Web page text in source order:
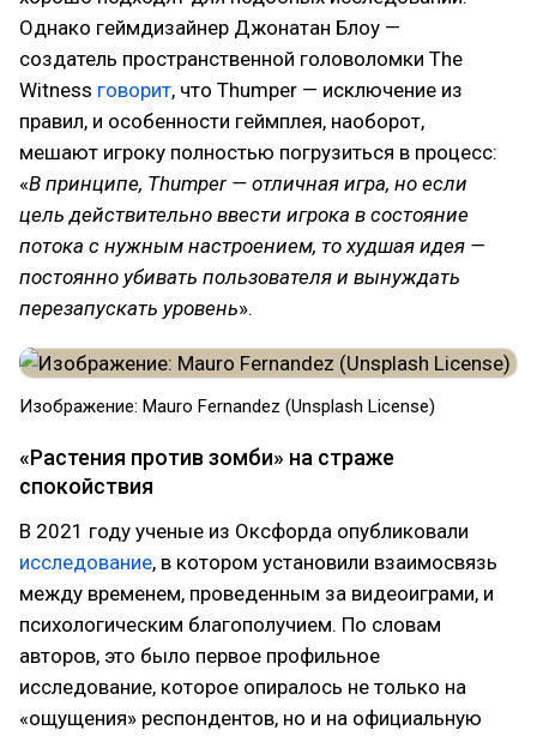
Однако геймдизайнер Джонатан Блоу —
создатель пространственной головоломки The
Witness говорит, что Thumper — исключение из
правил, и особенности геймплея, наоборот,
мешают игроку полностью погрузиться в процесс:
«В принципе, Thumper — отличная игра, но если
цель действительно ввести игрока в состояние
потока с нужным настроением, то худшая идея —
постоянно убивать пользователя и вынуждать
перезапускать уровень».
Изображение: Mauro Fernandez (Unsplash License)
«Растения против зомби» на страже
спокойствия
В 2021 году ученые из Оксфорда опубликовали
исследование, в котором установили взаимосвязь
между временем, проведенным за видеоиграми, и
психологическим благополучием. По словам
авторов, это было первое профильное
исследование, которое опиралось не только на
«ощущения» респондентов, но и на официальную